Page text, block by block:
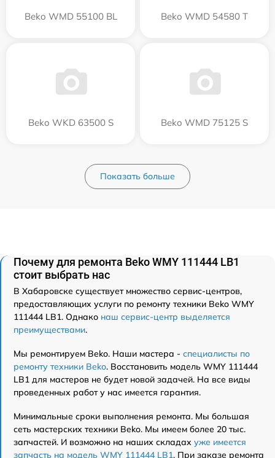
Beko WMD 55100 BL Beko WMD 54580 T
Beko WKD 63500 S Beko WMD 75125 S
Показать больше
Почему для ремонта Beko WMY 111444 LB1
стоит выбрать нас
В Хабаровске существует множество сервис-центров,
предоставляющих услуги по ремонту техники Beko WMY
111444 LB1. Однако наш сервис-центр выделяется
преимуществами.
Мы ремонтируем Beko. Наши мастера - специалисты по
ремонту техники Beko. Восстановить модель WMY 111444
LB1 для мастеров не будет новой задачей. На все виды
проведенных работ у нас имеется гарантия.
Минимальные сроки выполнения ремонта. Мы большая
сеть мастерских техники Beko. Мы имеем более 20 тыс.
запчастей. И возможно на наших складах уже имеется
запчасть на модель WMY 111444 LB1. При заказе ремонта